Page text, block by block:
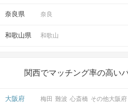
奈良県 奈良
和歌山県 和歌山
関西でマッチング率の高い
大阪府 梅田 難波 心斎橋 その他大阪府